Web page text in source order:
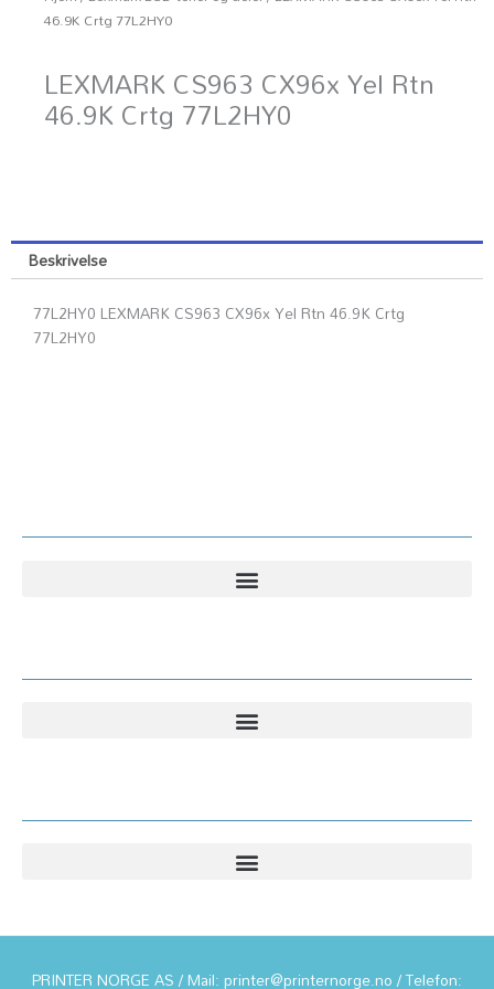
46.9K Crtg 77L2HY0
LEXMARK CS963 CX96x Yel Rtn
46.9K Crtg 77L2HY0
Beskrivelse
77L2HY0 LEXMARK CS963 CX96x Yel Rtn 46.9K Crtg
77L2HY0
PRINTER NORGE AS / Mail: printer@printernorge.no / Telefon: